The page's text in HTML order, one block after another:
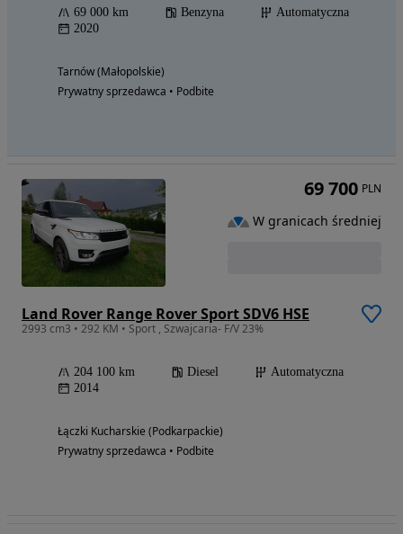
69 000 km Benzyna
Automatyczna
2020
Tarnów (Małopolskie)
Prywatny sprzedawca • Podbite
Land Rover Range Rover Sport SDV6 HSE
2993 cm3 • 292 KM • Sport , Szwajcaria- F/V 23%
204 100 km Diesel
Automatyczna
2014
Łączki Kucharskie (Podkarpackie)
Prywatny sprzedawca • Podbite
69 700 PLN
W granicach średniej